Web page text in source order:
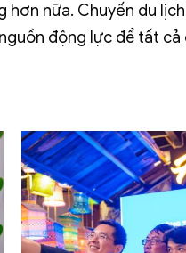
nữa. Chuyến du
động lực để tất